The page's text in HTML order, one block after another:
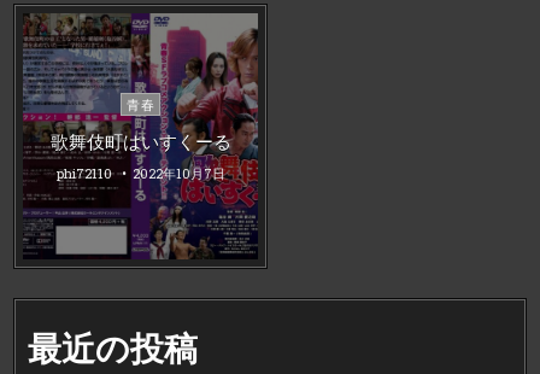
Posted
in
青春
歌舞伎町はいすくーる
phi72110 2022年10月7日
最近の投稿